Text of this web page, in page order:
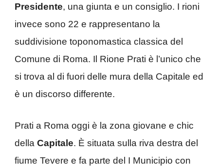
Presidente, una giunta e un consiglio. I rioni
invece sono 22 e rappresentano la
suddivisione toponomastica classica del
Comune di Roma. Il Rione Prati è l’unico che
si trova al di fuori delle mura della Capitale ed
è un discorso differente.
Prati a Roma oggi è la zona giovane e chic
della Capitale. È situata sulla riva destra del
fiume Tevere e fa parte del I Municipio con